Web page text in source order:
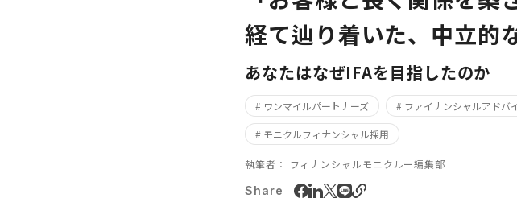
経て辿り着いた、中立的
あなたはなぜIFAを目指したのか
# ワンマイルパートナーズ # ファイナンシャルアドバ
# モニクルフィナンシャル採用
執筆者： フィナンシャルモニクルー編集部
Share